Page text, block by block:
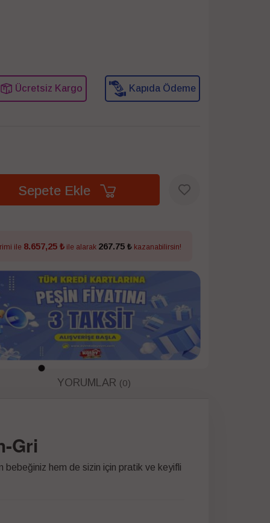
Ücretsiz Kargo Kapıda Ödeme
Sepete Ekle
ile 8.657,25 ₺ ile alarak 267.75 ₺ kazanabilirsin!
YORUMLAR (0)
Gri
bebeğiniz hem de sizin için pratik ve keyifli